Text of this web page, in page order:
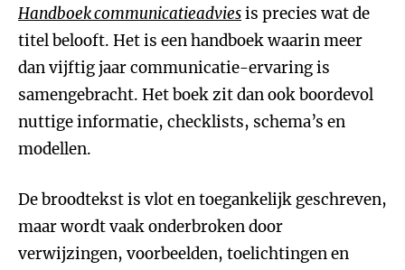
Handboek communicatieadviesis precies wat de
titel belooft. Het is een handboek waarin meer
dan vijftig jaar communicatie-ervaring is
samengebracht. Het boek zit dan ook boordevol
nuttige informatie, checklists, schema’s en
modellen.
De broodtekst is vlot en toegankelijk geschreven,
maar wordt vaak onderbroken door
verwijzingen, voorbeelden, toelichtingen en